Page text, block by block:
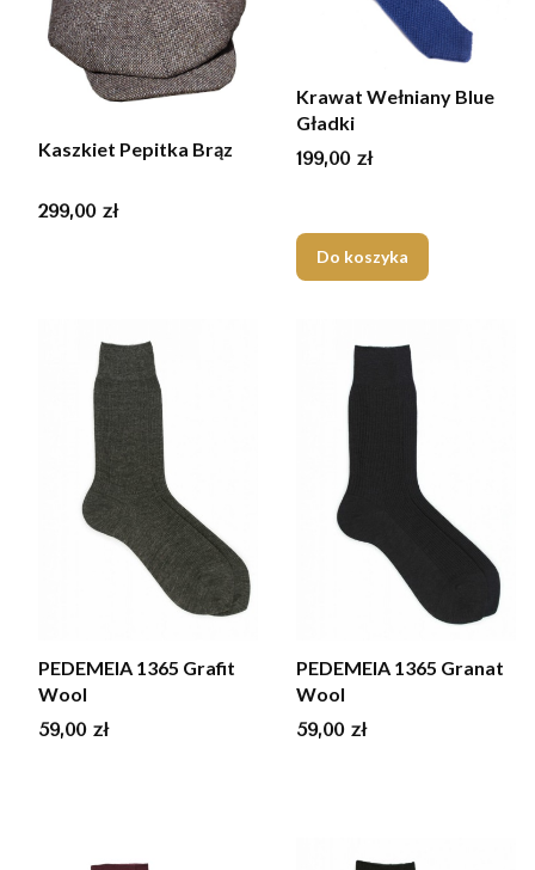
Kaszkiet Pepitka Brąz
Cena
299,00 zł
Krawat Wełniany Blue
Gładki
Cena
199,00 zł
Do koszyka
PEDEMEIA 1365 Grafit
Wool
Cena
59,00 zł
PEDEMEIA 1365 Granat
Wool
Cena
59,00 zł